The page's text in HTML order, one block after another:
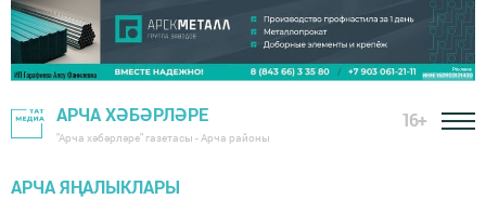
АРЧА ХӘБӘРЛӘРЕ
"Арча хәбәрләре" газетасы - Арча районы
16+
АРЧА ЯҢАЛЫКЛАРЫ